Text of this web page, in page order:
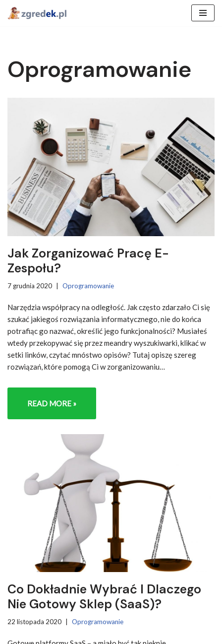
Oprogramowanie
Jak Zorganizować Pracę E-
Zespołu?
7 grudnia 2020 Oprogramowanie
Narzędzia współpracy na odległość. Jak często zdarzało Ci się
szukać jakiegoś rozwiązania informatycznego, nie do końca
potrafiąc go nazwać, określić jego funkcjonalności? Musiałeś
wtedy przekopywać się przez meandry wyszukiwarki, klikać w
setki linków, czytać mnóstwo opisów? Tutaj opiszę szereg
rozwiązań, które pomogą Ci w zorganizowaniu…
READ MORE »
Co Dokładnie Wybrać I Dlaczego
Nie Gotowy Sklep (SaaS)?
22 listopada 2020 Oprogramowanie